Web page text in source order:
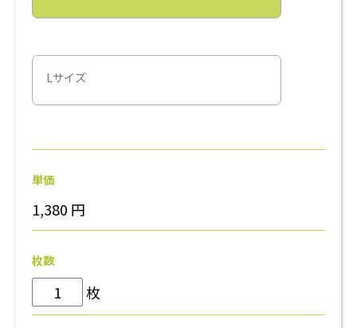
Lサイズ
単価
1,380 円
枚数
枚